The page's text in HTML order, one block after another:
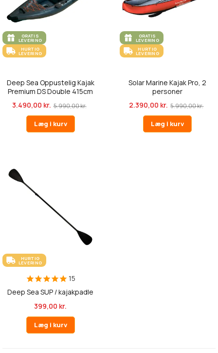
GRATIS
LEVERING
HURTIG
LEVERING
Deep Sea Oppustelig Kajak
Premium DS Double 415cm
3.490,00 kr. 5.990,00 kr.
Læg i kurv
GRATIS
LEVERING
HURTIG
LEVERING
Solar Marine Kajak Pro, 2
personer
2.390,00 kr. 5.990,00 kr.
Læg i kurv
HURTIG
LEVERING
15
Deep Sea SUP / kajakpadle
399,00 kr.
Læg i kurv